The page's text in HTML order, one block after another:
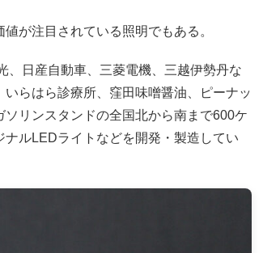
が注目されている照明でもある。
日産自動車、三菱電機、三越伊勢丹な
らはら診療所、窪田味噌醤油、ピーナッ
リンスタンドの全国北から南まで600ケ
ルLEDライトなどを開発・製造してい